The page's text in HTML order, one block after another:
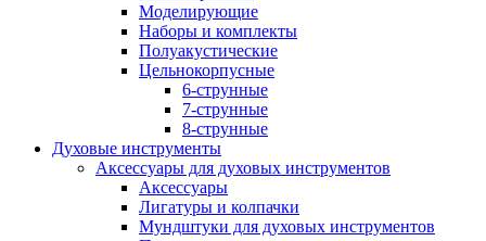
Моделирующие
Наборы и комплекты
Полуакустические
Цельнокорпусные
6-струнные
7-струнные
8-струнные
Духовые инструменты
Аксессуары для духовых инструментов
Аксессуары
Лигатуры и колпачки
Мундштуки для духовых инструментов